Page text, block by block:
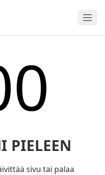
PIELEEN
sivu tai palaa